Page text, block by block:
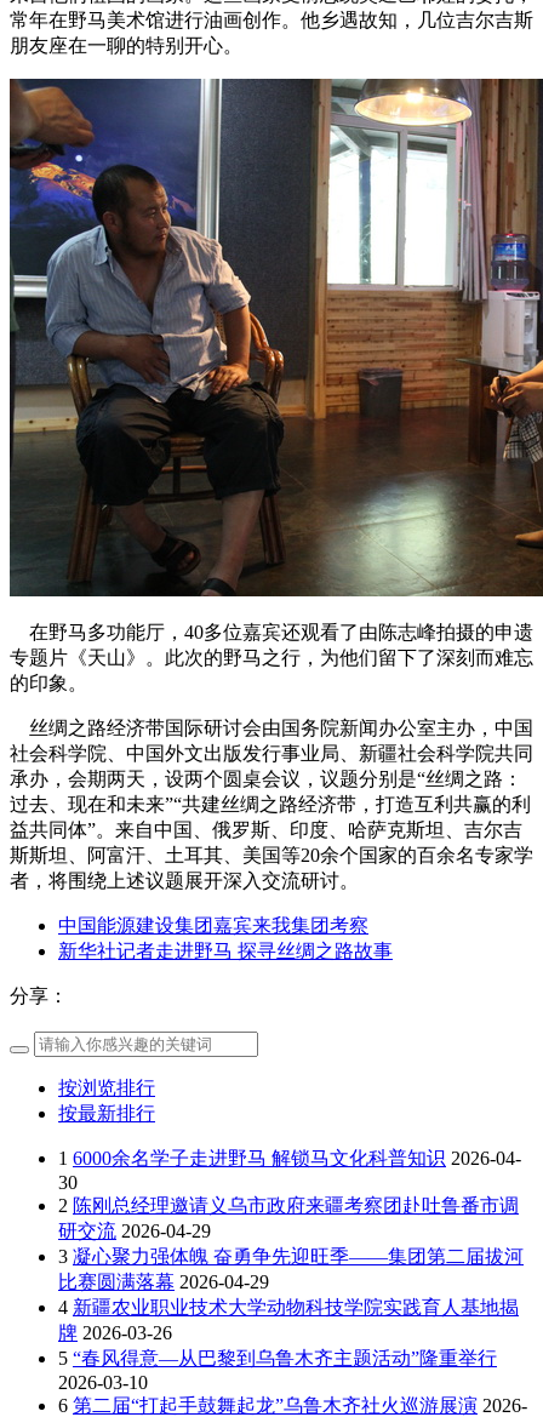
常年在野马美术馆进行油画创作。他乡遇故知，几位吉尔吉斯
朋友座在一聊的特别开心。
在野马多功能厅，40多位嘉宾还观看了由陈志峰拍摄的申遗
专题片《天山》。此次的野马之行，为他们留下了深刻而难忘
的印象。
丝绸之路经济带国际研讨会由国务院新闻办公室主办，中国
社会科学院、中国外文出版发行事业局、新疆社会科学院共同
承办，会期两天，设两个圆桌会议，议题分别是“丝绸之路：
过去、现在和未来”“共建丝绸之路经济带，打造互利共赢的利
益共同体”。来自中国、俄罗斯、印度、哈萨克斯坦、吉尔吉
斯斯坦、阿富汗、土耳其、美国等20余个国家的百余名专家学
者，将围绕上述议题展开深入交流研讨。
中国能源建设集团嘉宾来我集团考察
新华社记者走进野马 探寻丝绸之路故事
分享：
按浏览排行
按最新排行
1 6000余名学子走进野马 解锁马文化科普知识 2026-04-
30
2 陈刚总经理邀请义乌市政府来疆考察团赴吐鲁番市调
研交流 2026-04-29
3 凝心聚力强体魄 奋勇争先迎旺季——集团第二届拔河
比赛圆满落幕 2026-04-29
4 新疆农业职业技术大学动物科技学院实践育人基地揭
牌 2026-03-26
5 “春风得意—从巴黎到乌鲁木齐主题活动”隆重举行
2026-03-10
6 第二届“打起手鼓舞起龙”乌鲁木齐社火巡游展演 2026-